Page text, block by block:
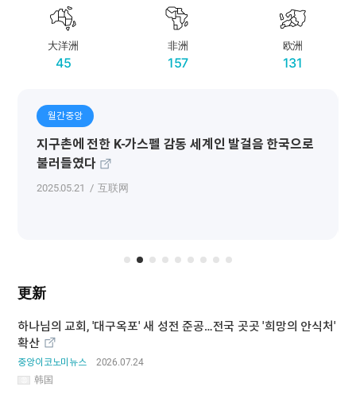
大洋洲
45
非洲
157
欧洲
131
월간중앙
지구촌에 전한 K-가스펠 감동 세계인 발걸음 한국으로
불러들였다
2025.05.21 互联网
更新
하나님의 교회, '대구옥포' 새 성전 준공…전국 곳곳 '희망의 안식처'
확산
중앙이코노미뉴스
韩国
2026.07.24